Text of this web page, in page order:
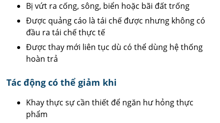
Bị vứt ra cống, sông, biển hoặc bãi đất trống
Được quảng cáo là tái chế được nhưng không có
đầu ra tái chế thực tế
Được thay mới liên tục dù có thể dùng hệ thống
hoàn trả
Tác động có thể giảm khi
Khay thực sự cần thiết để ngăn hư hỏng thực
phẩm